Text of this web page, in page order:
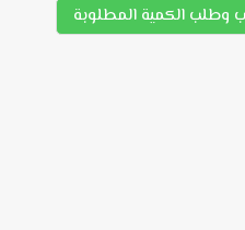
وطلب الكمية المطلوبة